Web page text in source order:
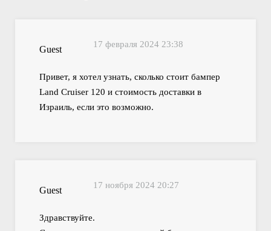
Guest 17 февраля 2024 23:38
Привет, я хотел узнать, сколько стоит бампер
Land Cruiser 120 и стоимость доставки в
Израиль, если это возможно.
Guest 17 ноября 2024 20:27
Здравствуйте.